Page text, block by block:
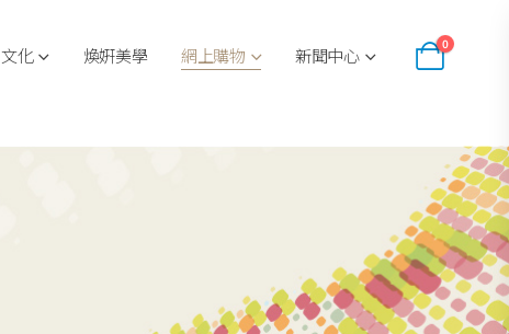
文化 煥姸美學 網上購物 新聞中心 0